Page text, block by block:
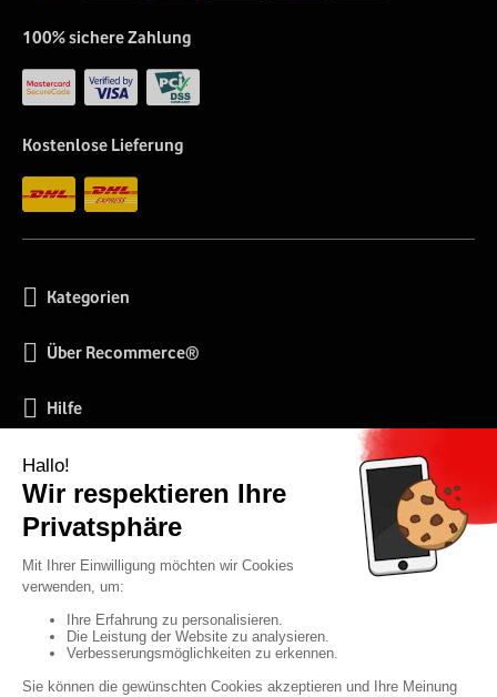
100% sichere Zahlung
Kostenlose Lieferung
Kategorien
Über Recommerce®
Hilfe
Soziale Netzwerke